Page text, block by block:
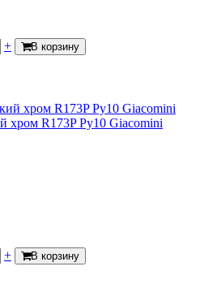
+ В корзину
хром R173P Ру10 Giacomini
+ В корзину